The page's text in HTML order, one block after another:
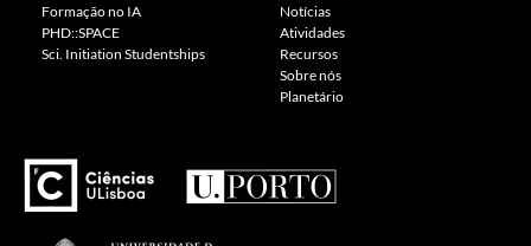
Formação no IA
PHD::SPACE
Sci. Initiation Studentships
Notícias
Atividades
Recursos
Sobre nós
Planetário